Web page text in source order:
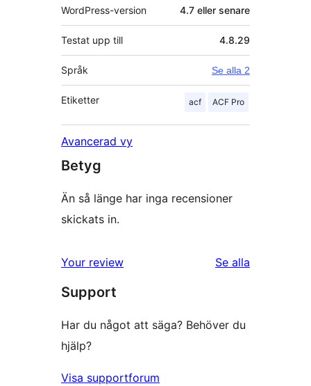
WordPress-version 4.7 eller senare
Testat upp till 4.8.29
Språk Se alla 2
Etiketter acf ACF Pro
Avancerad vy
Betyg
Än så länge har inga recensioner
skickats in.
Your review
Se alla
Support
Har du något att säga? Behöver du
hjälp?
Visa supportforum